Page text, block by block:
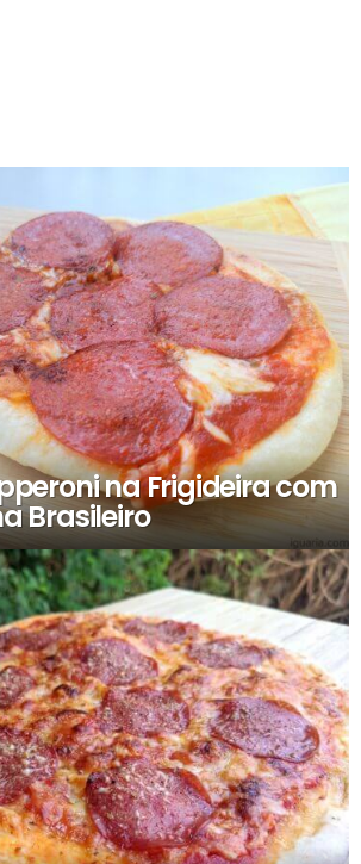
na Frigideira com
Brasileiro